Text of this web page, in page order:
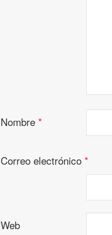
Nombre *
Correo electrónico *
Web